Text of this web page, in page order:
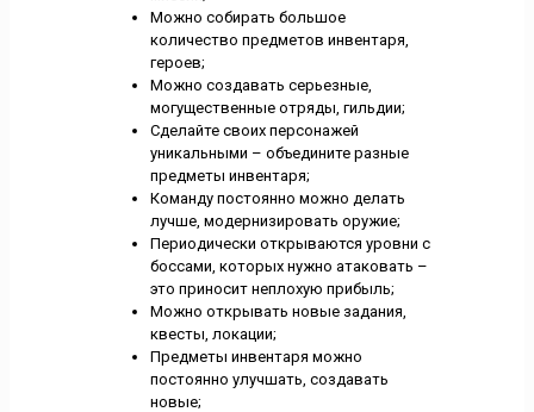
Можно собирать большое
количество предметов инвентаря,
героев;
Можно создавать серьезные,
могущественные отряды, гильдии;
Сделайте своих персонажей
уникальными – объедините разные
предметы инвентаря;
Команду постоянно можно делать
лучше, модернизировать оружие;
Периодически открываются уровни с
боссами, которых нужно атаковать –
это приносит неплохую прибыль;
Можно открывать новые задания,
квесты, локации;
Предметы инвентаря можно
постоянно улучшать, создавать
новые;